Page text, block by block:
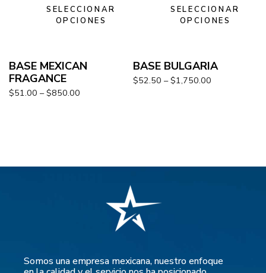
SELECCIONAR
OPCIONES
BASE MEXICAN
FRAGANCE
$51.00 – $850.00
SELECCIONAR
OPCIONES
BASE BULGARIA
$52.50 – $1,750.00
Somos una empresa mexicana, nuestro enfoque